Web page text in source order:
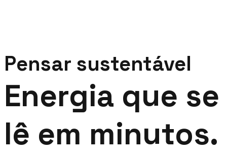
Pensar sustentável
Energia que se
lê em minutos.